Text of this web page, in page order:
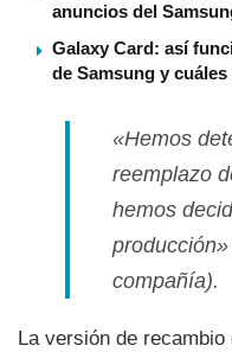
anuncios del
Galaxy Card: así
de Samsung y
«Hemos
reemplazo
hemos
producción»
compañí­a).
La versión de